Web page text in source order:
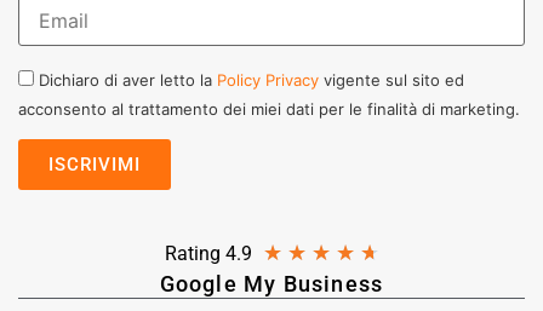
Dichiaro di aver letto la Policy Privacy vigente sul sito ed
acconsento al trattamento dei miei dati per le finalità di marketing.
Rating 4.9 ★ ★ ★ ★ ★
Google My Business